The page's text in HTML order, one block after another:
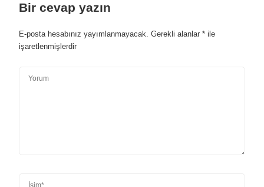
Bir cevap yazın
E-posta hesabınız yayımlanmayacak. Gerekli alanlar * ile
işaretlenmişlerdir